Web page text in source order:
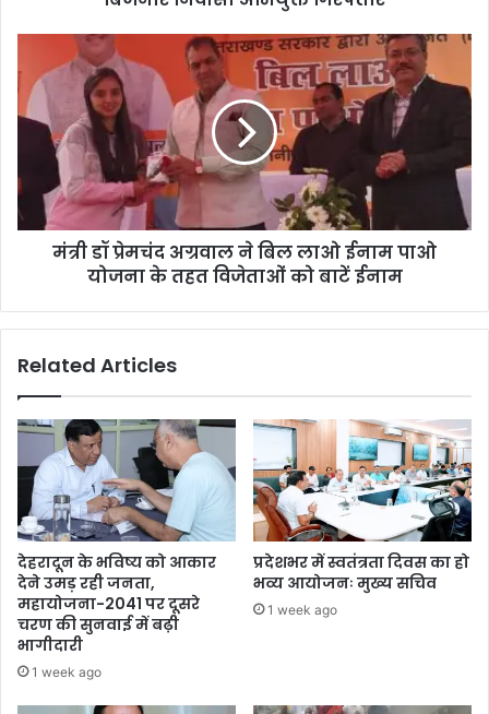
मंत्री डॉ प्रेमचंद अग्रवाल ने बिल लाओ ईनाम पाओ
योजना के तहत विजेताओं को बाटें ईनाम
Related Articles
देहरादून के भविष्य को आकार
देने उमड़ रही जनता,
महायोजना-2041 पर दूसरे
चरण की सुनवाई में बढ़ी
भागीदारी
1 week ago
प्रदेशभर में स्वतंत्रता दिवस का हो
भव्य आयोजनः मुख्य सचिव
1 week ago